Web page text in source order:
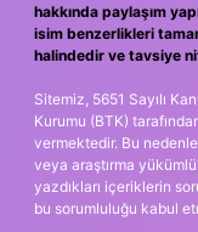
hakkında paylaşım
isim benzerlikleri
halindedir ve tavsiye
Sitemiz, 5651 Sayılı
Kurumu (BTK)
vermektedir. Bu
veya araştırma
yazdıkları içeriklerin
bu sorumluluğu kabul